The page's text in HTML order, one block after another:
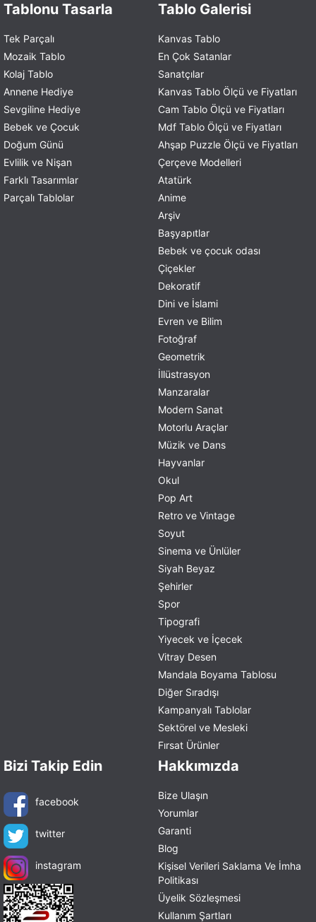
Tablonu Tasarla
Tek Parçalı
Mozaik Tablo
Kolaj Tablo
Annene Hediye
Sevgiline Hediye
Bebek ve Çocuk
Doğum Günü
Evlilik ve Nişan
Farklı Tasarımlar
Parçalı Tablolar
Tablo Galerisi
Kanvas Tablo
En Çok Satanlar
Sanatçılar
Kanvas Tablo Ölçü ve Fiyatları
Cam Tablo Ölçü ve Fiyatları
Mdf Tablo Ölçü ve Fiyatları
Ahşap Puzzle Ölçü ve Fiyatları
Çerçeve Modelleri
Atatürk
Anime
Arşiv
Başyapıtlar
Bebek ve çocuk odası
Çiçekler
Dekoratif
Dini ve İslami
Evren ve Bilim
Fotoğraf
Geometrik
İllüstrasyon
Manzaralar
Modern Sanat
Motorlu Araçlar
Müzik ve Dans
Hayvanlar
Okul
Pop Art
Retro ve Vintage
Soyut
Sinema ve Ünlüler
Siyah Beyaz
Şehirler
Spor
Tipografi
Yiyecek ve İçecek
Vitray Desen
Mandala Boyama Tablosu
Diğer Sıradışı
Kampanyalı Tablolar
Sektörel ve Mesleki
Fırsat Ürünler
Bizi Takip Edin
facebook
twitter
instagram
Hakkımızda
Bize Ulaşın
Yorumlar
Garanti
Blog
Kişisel Verileri Saklama Ve İmha
Politikası
Üyelik Sözleşmesi
Kullanım Şartları